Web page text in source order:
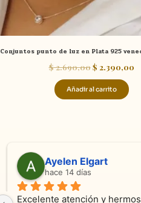
Conjuntos punto de luz en Plata 925
$2.690,00$ 2.390,00
Añadir al carrito
Sandra Ramos
hace 4 meses
Excelente atención !!!!!Nos